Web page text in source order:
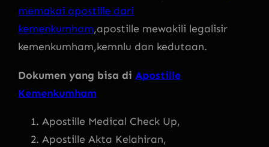
memakai apostille dari
kemenkumham,apostille mewakili legalisir
kemenkumham,kemnlu dan kedutaan.
Dokumen yang bisa di Apostille
Kemenkumham
Apostille Medical Check Up,
Apostille Akta Kelahiran,